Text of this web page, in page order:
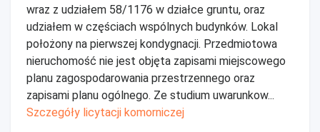
wraz z udziałem 58/1176 w działce gruntu, oraz
udziałem w częściach wspólnych budynków. Lokal
położony na pierwszej kondygnacji. Przedmiotowa
nieruchomość nie jest objęta zapisami miejscowego
planu zagospodarowania przestrzennego oraz
zapisami planu ogólnego. Ze studium uwarunkow...
Szczegóły licytacji komorniczej